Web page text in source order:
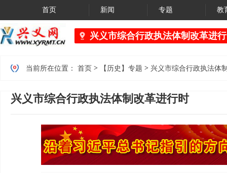
首页 新闻 专题 教
兴义市综合行政执法体制改革进
黔西南州市场监督管理局 、黔西南州文化体育广电旅游局
当前所在位置： 首页 > 【历史】专题 > 兴义市综合行政执法体
兴义市综合行政执法体制改革进行时